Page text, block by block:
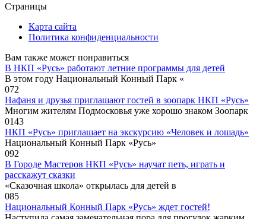
Страницы
Карта сайта
Политика конфиденциальности
Вам также может понравиться
В НКП «Русь» работают летние программы для детей
В этом году Национальный Конный Парк «
072
Нафаня и друзья приглашают гостей в зоопарк НКП «Русь»
Многим жителям Подмосковья уже хорошо знаком Зоопарк
0143
НКП «Русь» приглашает на экскурсию «Человек и лошадь»
Национальный Конный Парк «Русь»
092
В Городе Мастеров НКП «Русь» научат петь, играть и
расскажут сказки
«Сказочная школа» открылась для детей в
085
Национальный Конный Парк «Русь» ждет гостей!